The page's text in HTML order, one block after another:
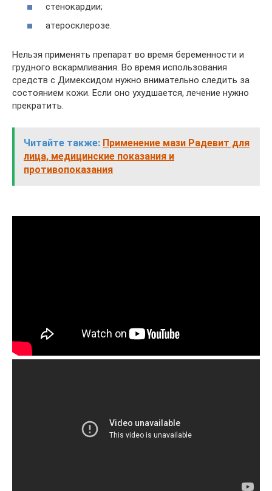
стенокардии;
атеросклерозе.
Нельзя применять препарат во время беременности и
грудного вскармливания. Во время использования
средств с Димексидом нужно внимательно следить за
состоянием кожи. Если оно ухудшается, лечение нужно
прекратить.
Читайте также: Применение мази Радевит для
лица, медицинские показания и
противопоказания